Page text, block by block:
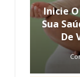
Inicie
Sua
De